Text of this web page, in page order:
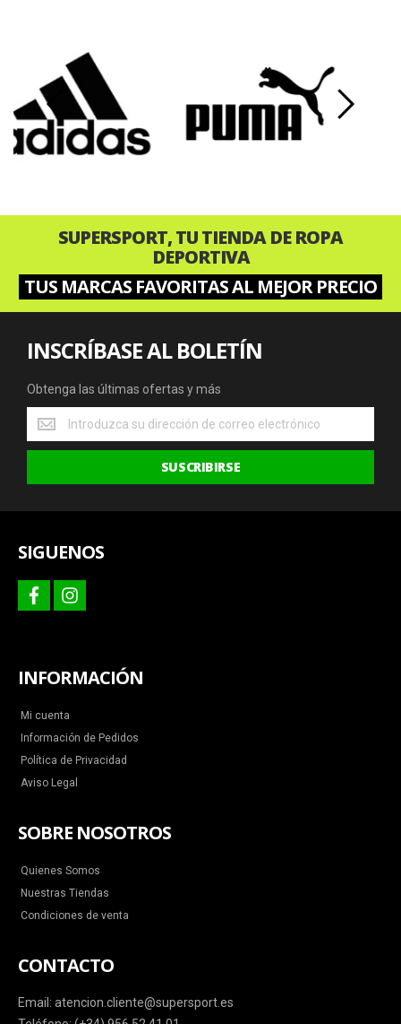
›
SUPERSPORT, TU TIENDA DE ROPA
DEPORTIVA
TUS MARCAS FAVORITAS AL MEJOR PRECIO
INSCRÍBASE AL BOLETÍN
Obtenga las últimas ofertas y más
Obtenga
las
últimas
y
SUSCRIBIRSE
SIGUENOS
facebookinstagram
INFORMACIÓN
Mi cuenta
Información de Pedidos
Política de Privacidad
Aviso Legal
SOBRE NOSOTROS
Quienes Somos
Nuestras Tiendas
Condiciones de venta
CONTACTO
Email: atencion.cliente@supersport.es